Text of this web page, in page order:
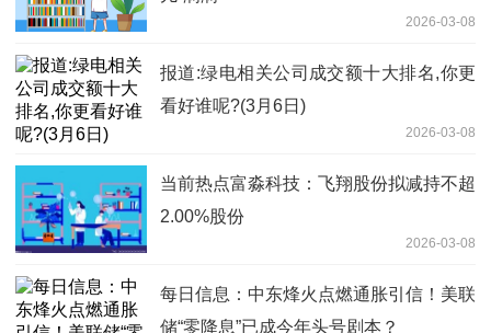
2026-03-08
报道:绿电相关公司成交额十大排名,你更
看好谁呢?(3月6日)
2026-03-08
当前热点富淼科技：飞翔股份拟减持不超
2.00%股份
2026-03-08
每日信息：中东烽火点燃通胀引信！美联
储“零降息”已成今年头号剧本？